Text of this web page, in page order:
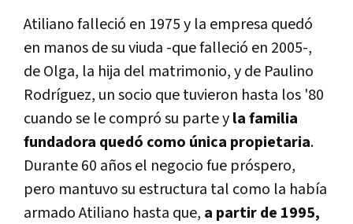
Atiliano falleció en 1975 y la empresa quedó
en manos de su viuda -que falleció en 2005-,
de Olga, la hija del matrimonio, y de Paulino
Rodríguez, un socio que tuvieron hasta los '80
cuando se le compró su parte yla familia
fundadora quedó como única propietaria.
Durante 60 años el negocio fue próspero,
pero mantuvo su estructura tal como la había
armado Atiliano hasta que, a partir de 1995,